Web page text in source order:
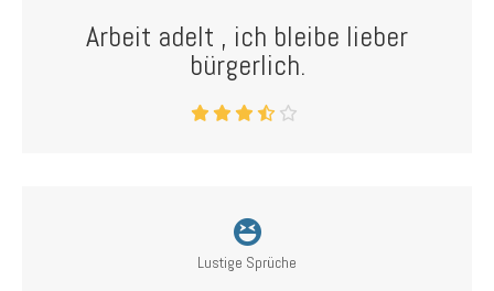
Arbeit adelt , ich bleibe lieber
bürgerlich.
Lustige Sprüche